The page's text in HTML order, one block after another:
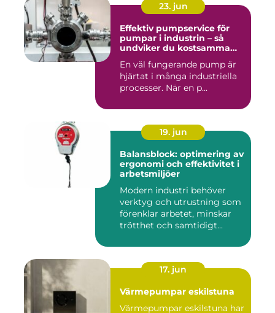
23. jun
Effektiv pumpservice för
pumpar i industrin – så
undviker du kostsamma
En väl fungerande pump är
hjärtat i många industriella
processer. När en p...
19. jun
Balansblock: optimering av
ergonomi och effektivitet i
arbetsmiljöer
Modern industri behöver
verktyg och utrustning som
förenklar arbetet, minskar
trötthet och samtidigt...
17. jun
Värmepumpar eskilstuna
Värmepumpar eskilstuna har